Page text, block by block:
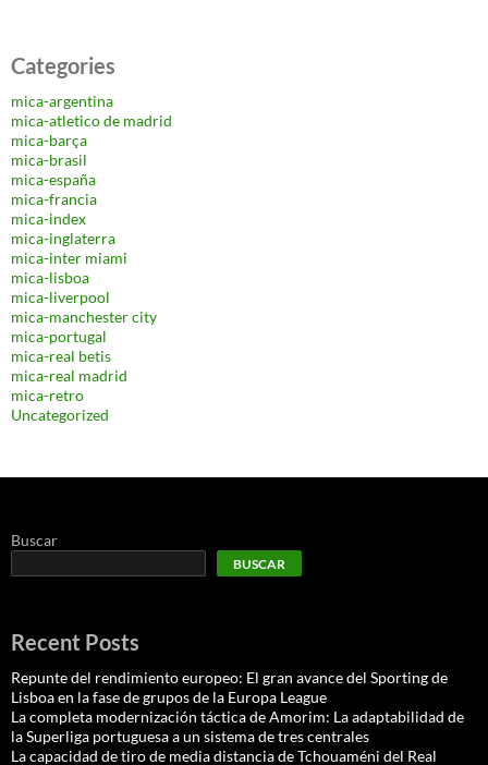
Categories
mica-argentina
mica-atletico de madrid
mica-barça
mica-brasil
mica-españa
mica-francia
mica-index
mica-inglaterra
mica-inter miami
mica-lisboa
mica-liverpool
mica-manchester city
mica-portugal
mica-real betis
mica-real madrid
mica-retro
Uncategorized
Buscar
BUSCAR
Recent Posts
Repunte del rendimiento europeo: El gran avance del Sporting de
Lisboa en la fase de grupos de la Europa League
La completa modernización táctica de Amorim: La adaptabilidad de
la Superliga portuguesa a un sistema de tres centrales
La capacidad de tiro de media distancia de Tchouaméni del Real